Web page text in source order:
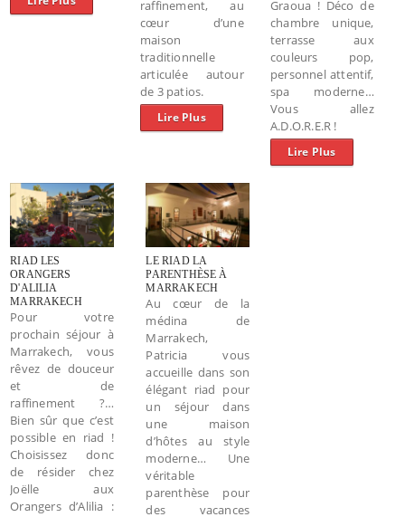
raffinement, au
cœur d’une
maison
traditionnelle
articulée autour
de 3 patios.
Lire Plus
Graoua ! Déco de
chambre unique,
terrasse aux
couleurs pop,
personnel attentif,
spa moderne…
Vous allez
A.D.O.R.E.R !
Lire Plus
RIAD LES
ORANGERS
D'ALILIA
MARRAKECH
Pour votre
prochain séjour à
Marrakech, vous
rêvez de douceur
et de
raffinement ?…
Bien sûr que c’est
possible en riad !
Choisissez donc
de résider chez
Joëlle aux
Orangers d’Alilia :
LE RIAD LA
PARENTHÈSE À
MARRAKECH
Au cœur de la
médina de
Marrakech,
Patricia vous
accueille dans son
élégant riad pour
un séjour dans
une maison
d’hôtes au style
moderne… Une
véritable
parenthèse pour
des vacances